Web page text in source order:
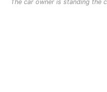
The car owner is standing the